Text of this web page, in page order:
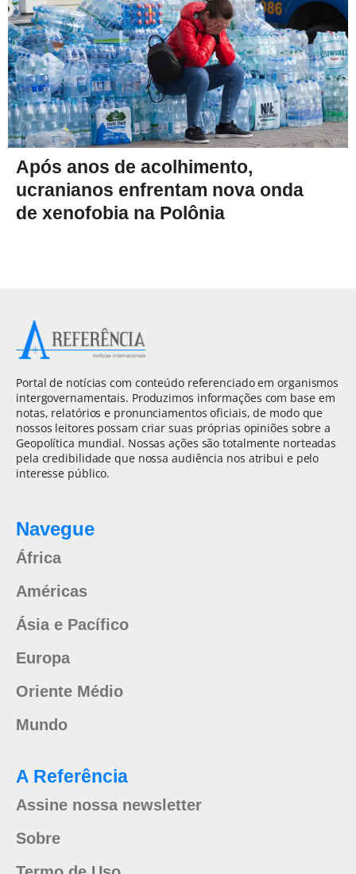
Após anos de acolhimento,
ucranianos enfrentam nova onda
de xenofobia na Polônia
Portal de notícias com conteúdo referenciado em organismos
intergovernamentais. Produzimos informações com base em
notas, relatórios e pronunciamentos oficiais, de modo que
nossos leitores possam criar suas próprias opiniões sobre a
Geopolítica mundial. Nossas ações são totalmente norteadas
pela credibilidade que nossa audiência nos atribui e pelo
interesse público.
Navegue
África
Américas
Ásia e Pacífico
Europa
Oriente Médio
Mundo
A Referência
Assine nossa newsletter
Sobre